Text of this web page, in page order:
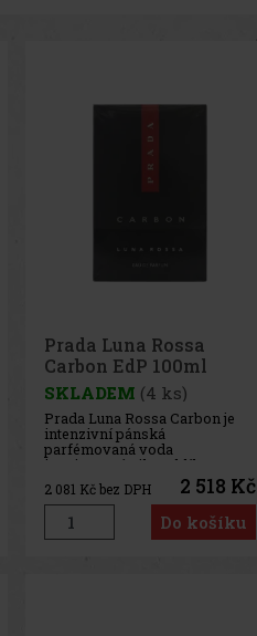
Prada Luna Rossa
Carbon EdP 100ml
SKLADEM (4 ks)
Prada Luna Rossa Carbon je
intenzivní pánská
parfémovaná voda
inspirovaná silou uhlíku a
světem jachtařských závodů.
Oproti původní toaletní vodě
nabízí hlubší, výraznější a
dlouhotrvající charakter, který
spojuje svěží aromatické tóny
2 081 Kč bez DPH 2 518 Kč
Do košíku